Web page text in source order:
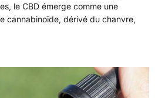
le CBD émerge comme une
cannabinoïde, dérivé du chanvre,